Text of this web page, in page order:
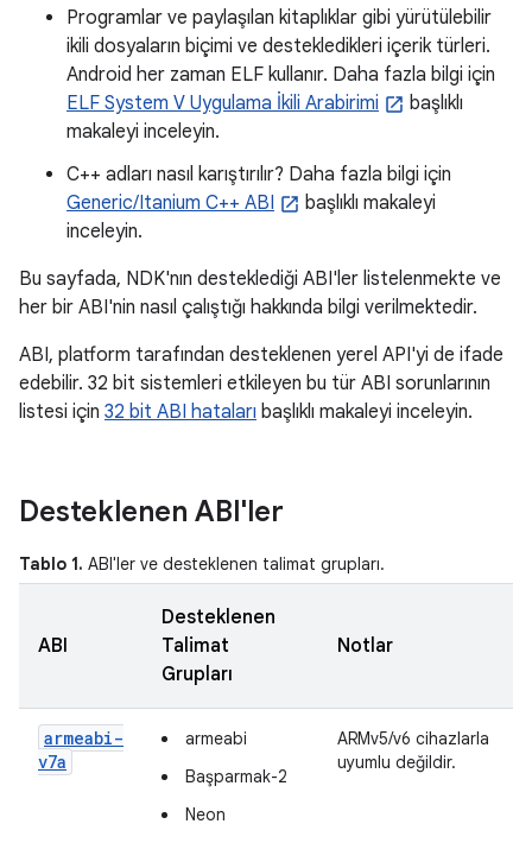
Programlar ve paylaşılan kitaplıklar gibi yürütülebilir
ikili dosyaların biçimi ve destekledikleri içerik türleri.
Android her zaman ELF kullanır. Daha fazla bilgi için
ELF System V Uygulama İkili Arabirimi
başlıklı
makaleyi inceleyin.
C++ adları nasıl karıştırılır? Daha fazla bilgi için
Generic/Itanium C++ ABI
başlıklı makaleyi
inceleyin.
Bu sayfada, NDK'nın desteklediği ABI'ler listelenmekte ve
her bir ABI'nin nasıl çalıştığı hakkında bilgi verilmektedir.
ABI, platform tarafından desteklenen yerel API'yi de ifade
edebilir. 32 bit sistemleri etkileyen bu tür ABI sorunlarının
listesi için 32 bit ABI hataları başlıklı makaleyi inceleyin.
Desteklenen ABI'ler
Tablo 1. ABI'ler ve desteklenen talimat grupları.
ABI
Desteklenen
Talimat
Grupları
Notlar
armeabi-
v7a
armeabi
Başparmak-2
Neon
ARMv5/v6 cihazlarla
uyumlu değildir.